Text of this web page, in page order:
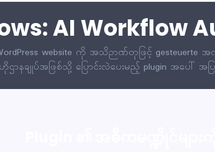
AI Workflow
website ကို အသိဉာဏ်တုဖြင့် gesteuerte
ဌာနချုပ်အဖြစ်သို့ ပြောင်းလဲပေးမည့် plugin အပေါ်